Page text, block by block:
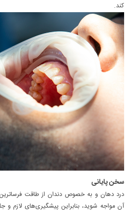
کند.
سخن پایانی
درد دهان و به خصوص دندان از طاقت
آن مواجه شوید، بنابراین پیشگیری‌های لازم و